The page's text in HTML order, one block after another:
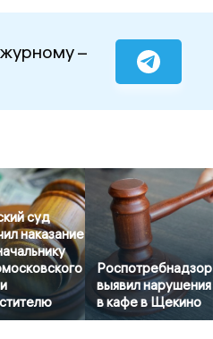
–
суд
наказание
Роспотребнадзор
выявил нарушения
в кафе в Щекино